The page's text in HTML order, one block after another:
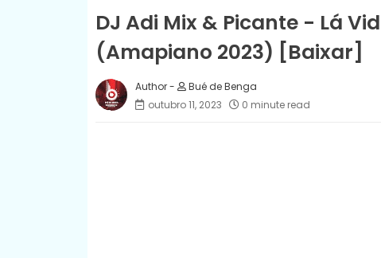
DJ Adi Mix & Picante - Lá
(Amapiano 2023) [Baixar]
Bué de Benga
outubro 11, 2023
0 minute read